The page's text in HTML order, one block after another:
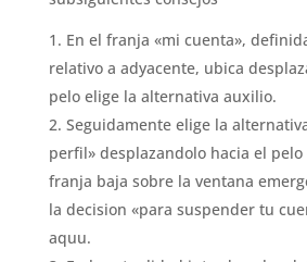
En el franja «mi cuenta»,
relativo a adyacente, ubica
pelo elige la alternativa auxilio.
Seguidamente elige la
perfil» desplazandolo hacia el pelo
franja baja sobre la ventana
la decision «para suspender tu
aquu.